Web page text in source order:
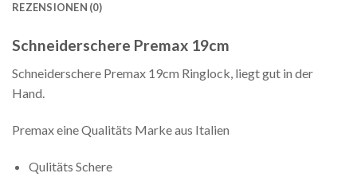
REZENSIONEN (0)
Schneiderschere Premax 19cm
Schneiderschere Premax 19cm Ringlock, liegt gut in der
Hand.
Premax eine Qualitäts Marke aus Italien
Qulitäts Schere